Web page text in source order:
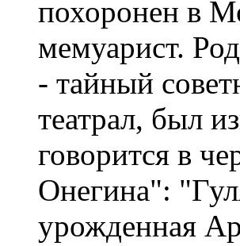
похоронен в
мемуарист.
- тайный
театрал, был
говорится в
Онегина":
урожденная